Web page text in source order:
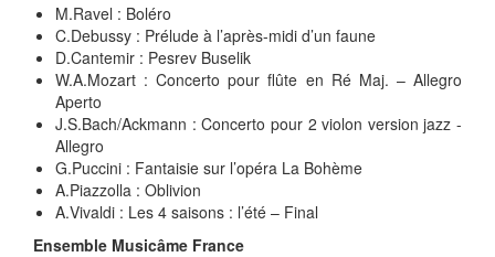
M.Ravel : Boléro
⁠C.Debussy : Prélude à l’après-midi d’un faune
⁠D.Cantemir : Pesrev Buselik
⁠W.A.Mozart : Concerto pour flûte en Ré Maj. – Allegro
Aperto
⁠J.S.Bach/Ackmann : Concerto pour 2 violon version jazz -
Allegro
⁠G.Puccini : Fantaisie sur l’opéra La Bohème
⁠A.Piazzolla : Oblivion
A.Vivaldi : Les 4 saisons : l’été – Final
Ensemble Musicâme France